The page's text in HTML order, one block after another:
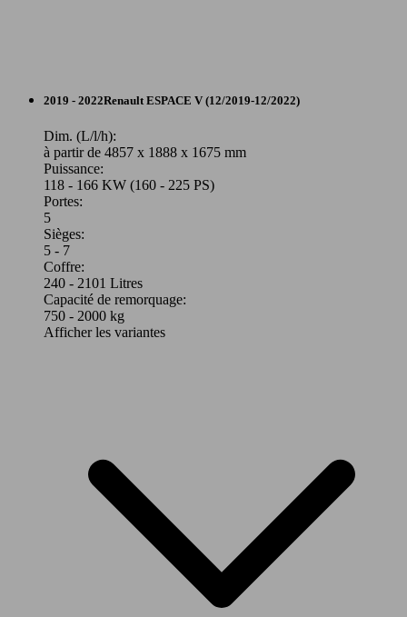
2019 - 2022Renault ESPACE V (12/2019-12/2022)
Dim. (L/l/h):
à partir de 4857 x 1888 x 1675 mm
Puissance:
118 - 166 KW (160 - 225 PS)
Portes:
5
Sièges:
5 - 7
Coffre:
240 - 2101 Litres
Capacité de remorquage:
750 - 2000 kg
Afficher les variantes